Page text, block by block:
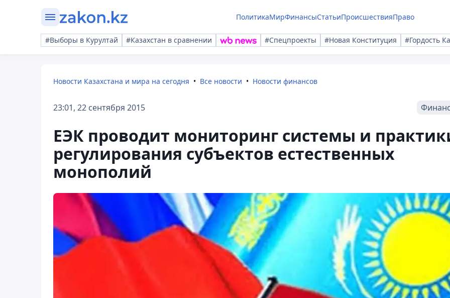
ПолитикаМирФинансыСтатьиПроисшествияПраво
#Выборы в Курултай #Казахстан в сравнении #Спецпроекты #Новая Конституция #Гордость
Новости Казахстана и мира на сегодня Все новости Новости финансов
23:01, 22 сентября 2015
ЕЭК проводит мониторинг системы и
регулирования субъектов естественных
монополий